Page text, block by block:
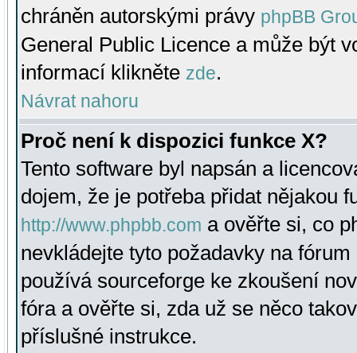
chráněn autorskými právy phpBB
General Public Licence a může být
informací klikněte zde.
Návrat nahoru
Proč není k dispozici funkce X?
Tento software byl napsán a
dojem, že je potřeba přidat nějakou
http://www.phpbb.com a ověřte si, co
nevkládejte tyto požadavky na
používá sourceforge ke zkoušení
fóra a ověřte si, zda už se něco
příslušné instrukce.